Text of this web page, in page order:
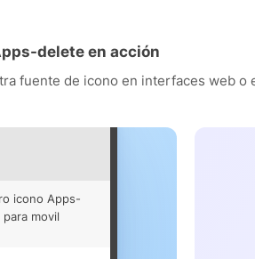
delete en acción
fuente de icono en interfaces web o
icono Apps-
movil